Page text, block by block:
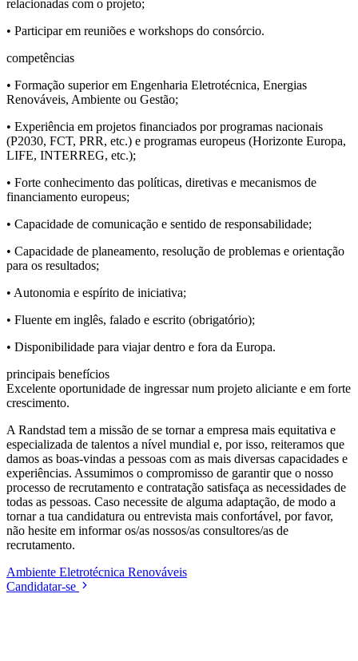
relacionadas com o projeto;
• Participar em reuniões e workshops do consórcio.
competências
• Formação superior em Engenharia Eletrotécnica, Energias
Renováveis, Ambiente ou Gestão;
• Experiência em projetos financiados por programas nacionais
(P2030, FCT, PRR, etc.) e programas europeus (Horizonte Europa,
LIFE, INTERREG, etc.);
• Forte conhecimento das políticas, diretivas e mecanismos de
financiamento europeus;
• Capacidade de comunicação e sentido de responsabilidade;
• Capacidade de planeamento, resolução de problemas e orientação
para os resultados;
• Autonomia e espírito de iniciativa;
• Fluente em inglês, falado e escrito (obrigatório);
• Disponibilidade para viajar dentro e fora da Europa.
principais benefícios
Excelente oportunidade de ingressar num projeto aliciante e em forte
crescimento.
A Randstad tem a missão de se tornar a empresa mais equitativa e
especializada de talentos a nível mundial e, por isso, reiteramos que
damos as boas-vindas a pessoas com as mais diversas capacidades e
experiências. Assumimos o compromisso de garantir que o nosso
processo de recrutamento e contratação satisfaça as necessidades de
todas as pessoas. Caso necessite de alguma adaptação, de modo a
tornar a tua candidatura ou entrevista mais confortável, por favor,
não hesite em informar os/as nossos/as consultores/as de
recrutamento.
Ambiente Eletrotécnica Renováveis
Candidatar-se